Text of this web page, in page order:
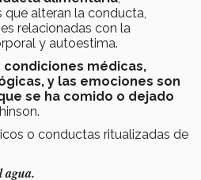
alteran la conducta,
relacionadas con la
y autoestima.
condiciones médicas,
y las emociones son
se ha comido o dejado
o conductas ritualizadas de
agua.